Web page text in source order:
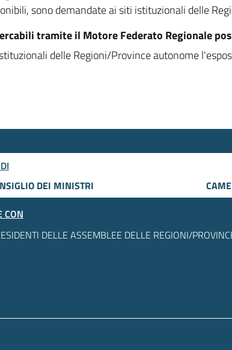
sono demandate ai siti istituzionali delle
tramite il Motore Federato Regionale
delle Regioni/Province autonome
DEI MINISTRI
CON
DELLE ASSEMBLEE DELLE REGIONI/